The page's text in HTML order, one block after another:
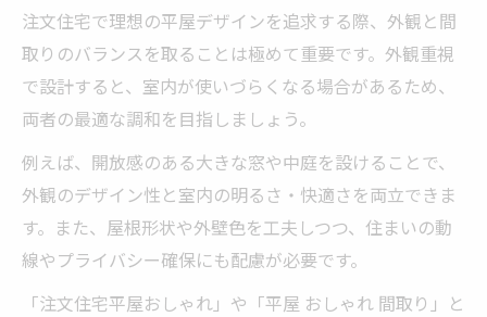
注文住宅で理想の平屋デザインを追求する際、外観と間
取りのバランスを取ることは極めて重要です。外観重視
で設計すると、室内が使いづらくなる場合があるため、
両者の最適な調和を目指しましょう。
例えば、開放感のある大きな窓や中庭を設けることで、
外観のデザイン性と室内の明るさ・快適さを両立できま
す。また、屋根形状や外壁色を工夫しつつ、住まいの動
線やプライバシー確保にも配慮が必要です。
「注文住宅平屋おしゃれ」や「平屋 おしゃれ 間取り」と